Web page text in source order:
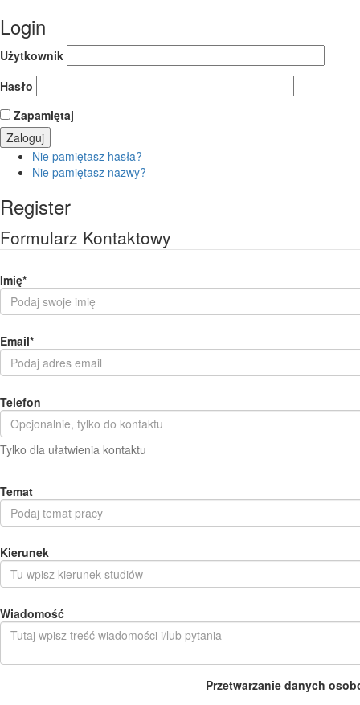
Login
Użytkownik
Hasło
Zapamiętaj
Nie pamiętasz hasła?
Nie pamiętasz nazwy?
Register
Formularz Kontaktowy
Imię*
Email*
Telefon
Tylko dla ułatwienia kontaktu
Temat
Kierunek
Wiadomość
Przetwarzanie danych